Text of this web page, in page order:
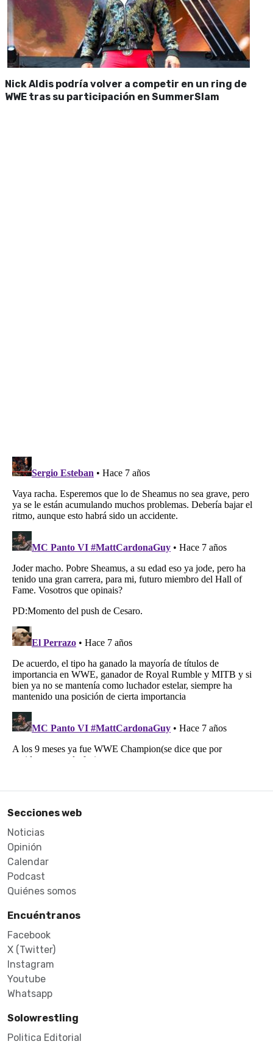
Nick Aldis podría volver a competir en un ring de
WWE tras su participación en SummerSlam
Secciones web
Noticias
Opinión
Calendar
Podcast
Quiénes somos
Encuéntranos
Facebook
X (Twitter)
Instagram
Youtube
Whatsapp
Solowrestling
Politica Editorial